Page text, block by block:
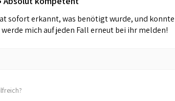
sofort erkannt, was benötigt wurde, und
mich auf jeden Fall erneut bei ihr melden!